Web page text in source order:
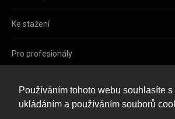
Používáním tohoto webu souhlasíte s
ukládáním a používáním souborů
Ke stažení
Pro profesionály